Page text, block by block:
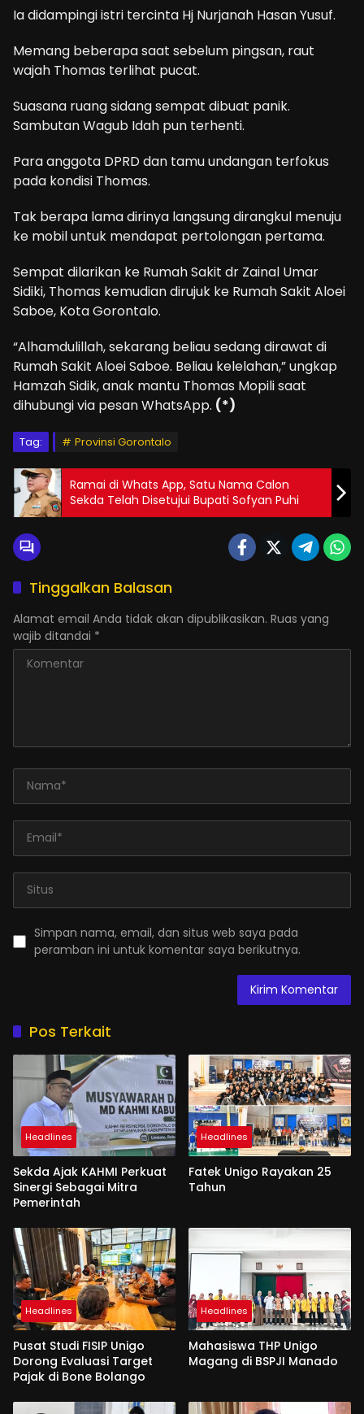
Ia didampingi istri tercinta Hj Nurjanah Hasan Yusuf.
Memang beberapa saat sebelum pingsan, raut
wajah Thomas terlihat pucat.
Suasana ruang sidang sempat dibuat panik.
Sambutan Wagub Idah pun terhenti.
Para anggota DPRD dan tamu undangan terfokus
pada kondisi Thomas.
Tak berapa lama dirinya langsung dirangkul menuju
ke mobil untuk mendapat pertolongan pertama.
Sempat dilarikan ke Rumah Sakit dr Zainal Umar
Sidiki, Thomas kemudian dirujuk ke Rumah Sakit Aloei
Saboe, Kota Gorontalo.
“Alhamdulillah, sekarang beliau sedang dirawat di
Rumah Sakit Aloei Saboe. Beliau kelelahan,” ungkap
Hamzah Sidik, anak mantu Thomas Mopili saat
dihubungi via pesan WhatsApp. (*)
Tag: Provinsi Gorontalo
Ramai di Whats App, Satu Nama Calon
Sekda Telah Disetujui Bupati Sofyan Puhi
Tinggalkan Balasan
Alamat email Anda tidak akan dipublikasikan. Ruas yang
wajib ditandai *
Simpan nama, email, dan situs web saya pada
peramban ini untuk komentar saya berikutnya.
Pos Terkait
Headlines
Sekda Ajak KAHMI Perkuat
Sinergi Sebagai Mitra
Pemerintah
Headlines
Fatek Unigo Rayakan 25
Tahun
Headlines
Pusat Studi FISIP Unigo
Dorong Evaluasi Target
Pajak di Bone Bolango
Headlines
Mahasiswa THP Unigo
Magang di BSPJI Manado